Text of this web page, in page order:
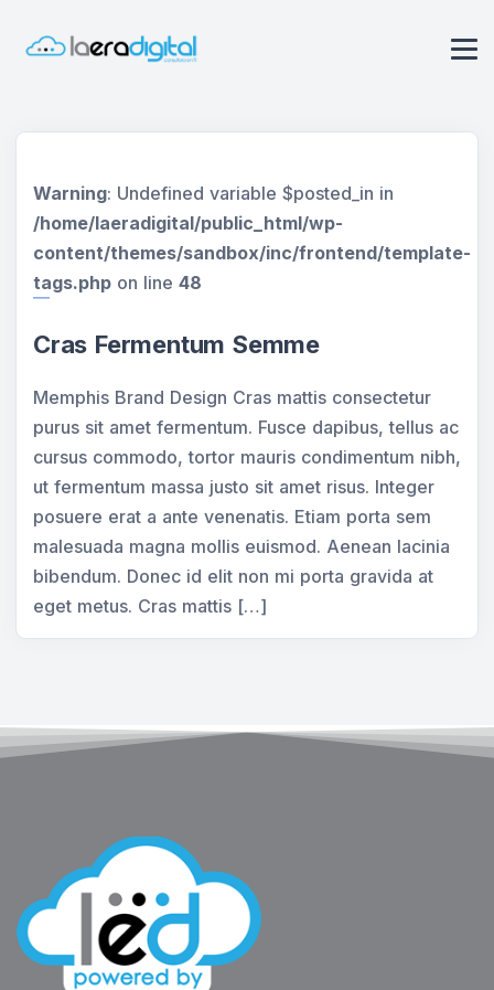
Warning: Undefined variable $posted_in in
/home/laeradigital/public_html/wp-
content/themes/sandbox/inc/frontend/template-
tags.php on line 48
Cras Fermentum Semme
Memphis Brand Design Cras mattis consectetur
purus sit amet fermentum. Fusce dapibus, tellus ac
cursus commodo, tortor mauris condimentum nibh,
ut fermentum massa justo sit amet risus. Integer
posuere erat a ante venenatis. Etiam porta sem
malesuada magna mollis euismod. Aenean lacinia
bibendum. Donec id elit non mi porta gravida at
eget metus. Cras mattis […]